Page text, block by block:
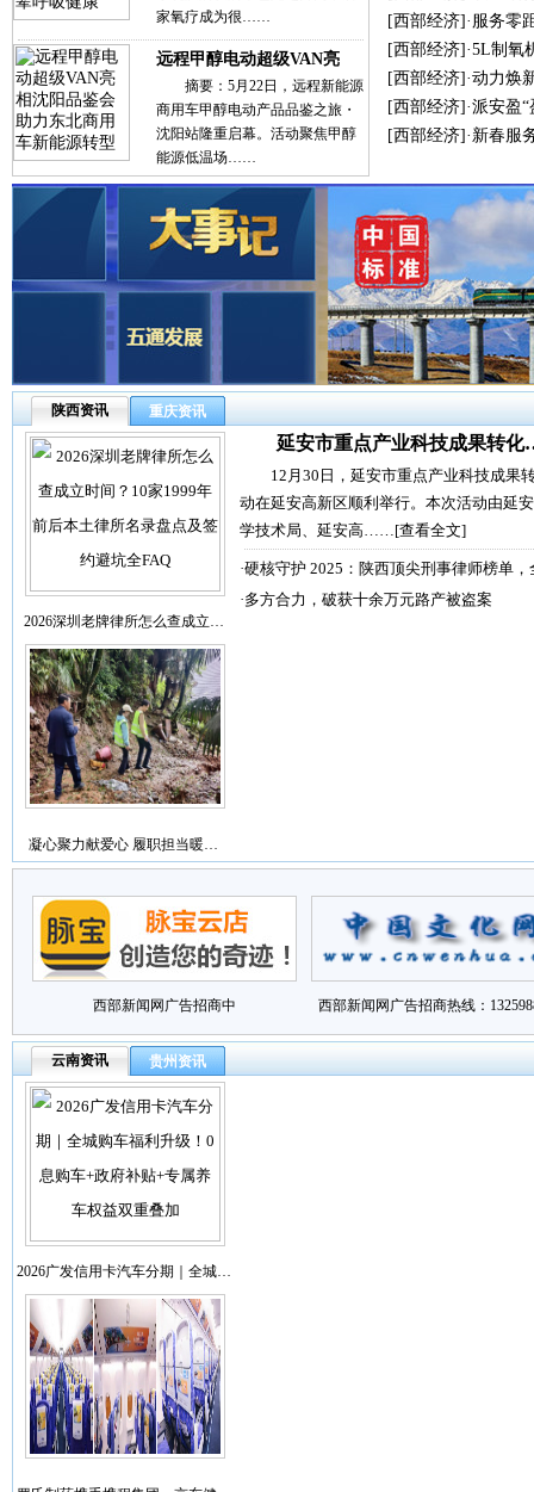
家氧疗成为很……
远程甲醇电动超级VAN亮
摘要：5月22日，远程新能源
商用车甲醇电动产品品鉴之旅・
沈阳站隆重启幕。活动聚焦甲醇
能源低温场……
[西部经济]· 服务零
[西部经济]·5L制氧
[西部经济]·动力焕
[西部经济]·派安盈
[西部经济]· 新春服
陕西资讯 重庆资讯
2026深圳老牌律所怎么查成立…
凝心聚力献爱心 履职担当暖…
延安市重点产业科技成果转
12月30日，延安市重点产业科技成果
动在延安高新区顺利举行。本次活动由延
学技术局、延安高……[查看全文]
·硬核守护 2025：陕西顶尖刑事律师榜单
·多方合力，破获十余万元路产被盗案
西部新闻网广告招商中 西部新闻网广告招商热线：
云南资讯 贵州资讯
2026广发信用卡汽车分期｜全城…